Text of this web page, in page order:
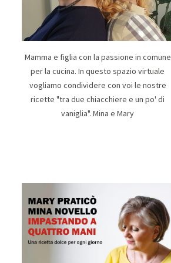
Mamma e figlia con la passione in comune
per la cucina. In questo spazio virtuale
vogliamo condividere con voi le nostre
ricette "tra due chiacchiere e un po' di
vaniglia". Mina e Mary